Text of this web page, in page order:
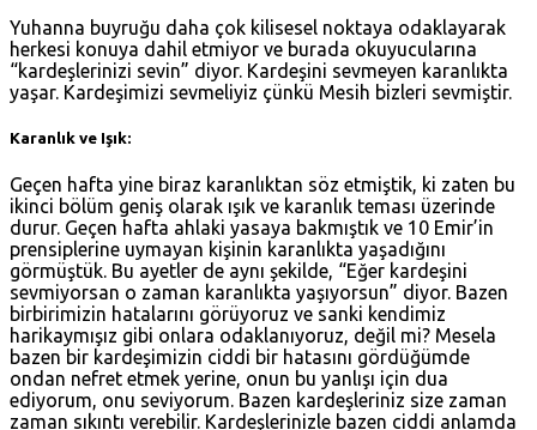
Yuhanna buyruğu daha çok kilisesel noktaya odaklayarak
herkesi konuya dahil etmiyor ve burada okuyucularına
“kardeşlerinizi sevin” diyor. Kardeşini sevmeyen karanlıkta
yaşar. Kardeşimizi sevmeliyiz çünkü Mesih bizleri sevmiştir.
Karanlık ve Işık:
Geçen hafta yine biraz karanlıktan söz etmiştik, ki zaten bu
ikinci bölüm geniş olarak ışık ve karanlık teması üzerinde
durur. Geçen hafta ahlaki yasaya bakmıştık ve 10 Emir’in
prensiplerine uymayan kişinin karanlıkta yaşadığını
görmüştük. Bu ayetler de aynı şekilde, “Eğer kardeşini
sevmiyorsan o zaman karanlıkta yaşıyorsun” diyor. Bazen
birbirimizin hatalarını görüyoruz ve sanki kendimiz
harikaymışız gibi onlara odaklanıyoruz, değil mi? Mesela
bazen bir kardeşimizin ciddi bir hatasını gördüğümde
ondan nefret etmek yerine, onun bu yanlışı için dua
ediyorum, onu seviyorum. Bazen kardeşleriniz size zaman
zaman sıkıntı verebilir. Kardeşlerinizle bazen ciddi anlamda